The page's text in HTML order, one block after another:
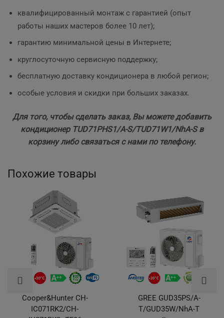
квалифицированный монтаж с гарантией (опыт
работы наших мастеров более 10 лет);
гарантию минимальной цены в Интернете;
круглосуточную сервисную поддержку;
бесплатную доставку кондиционера в любой регион;
особые условия и скидки при больших заказах.
Для того, чтобы сделать заказ, Вы можете добавить
кондиционер TUD71PHS1/A-S/TUD71W1/NhA-S в
корзину либо связаться с нами по телефону.
Похожие товары
Cooper&Hunter CH-
IC071RK2/CH-
GREE GUD35PS/A-
T/GUD35W/NhA-T